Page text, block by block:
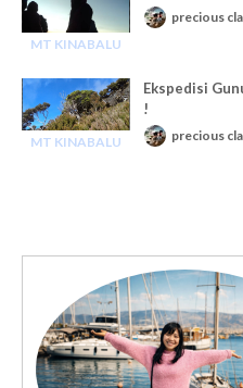
MT KINABALU
precious cla
MT KINABALU
Ekspedisi
!
precious cla